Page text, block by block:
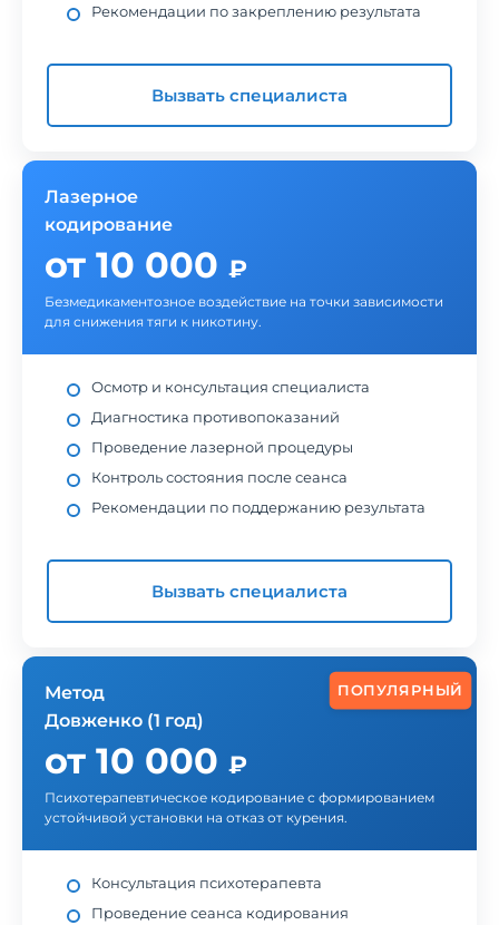
Рекомендации по закреплению результата
Вызвать специалиста
Лазерное
кодирование
от 10 000 ₽
Безмедикаментозное воздействие на точки зависимости
для снижения тяги к никотину.
Осмотр и консультация специалиста
Диагностика противопоказаний
Проведение лазерной процедуры
Контроль состояния после сеанса
Рекомендации по поддержанию результата
Вызвать специалиста
ПОПУЛЯРНЫЙ
Метод
Довженко (1 год)
от 10 000 ₽
Психотерапевтическое кодирование с формированием
устойчивой установки на отказ от курения.
Консультация психотерапевта
Проведение сеанса кодирования